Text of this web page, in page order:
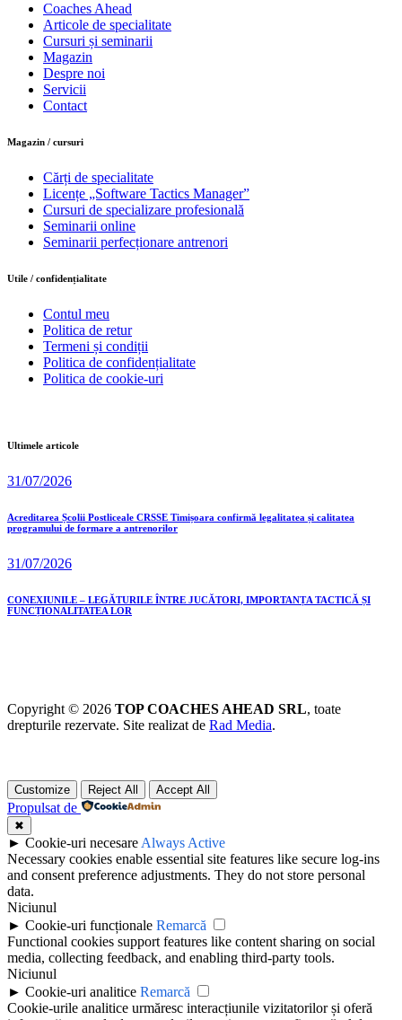
Coaches Ahead
Articole de specialitate
Cursuri și seminarii
Magazin
Despre noi
Servicii
Contact
Magazin / cursuri
Cărți de specialitate
Licențe „Software Tactics Manager”
Cursuri de specializare profesională
Seminarii online
Seminarii perfecționare antrenori
Utile / confidențialitate
Contul meu
Politica de retur
Termeni și condiții
Politica de confidențialitate
Politica de cookie-uri
Ultimele articole
31/07/2026
Acreditarea Școlii Postliceale CRSSE Timișoara confirmă legalitatea și calitatea
programului de formare a antrenorilor
31/07/2026
CONEXIUNILE – LEGĂTURILE ÎNTRE JUCĂTORI, IMPORTANȚA TACTICĂ ȘI
FUNCȚIONALITATEA LOR
Copyright © 2026 TOP COACHES AHEAD SRL, toate
drepturile rezervate. Site realizat de Rad Media.
Customize Reject All Accept All
Propulsat de
✖
► Cookie-uri necesare Always Active
Necessary cookies enable essential site features like secure log-ins
and consent preference adjustments. They do not store personal
data.
Niciunul
► Cookie-uri funcționale Remarcă
Functional cookies support features like content sharing on social
media, collecting feedback, and enabling third-party tools.
Niciunul
► Cookie-uri analitice Remarcă
Cookie-urile analitice urmăresc interacțiunile vizitatorilor și oferă